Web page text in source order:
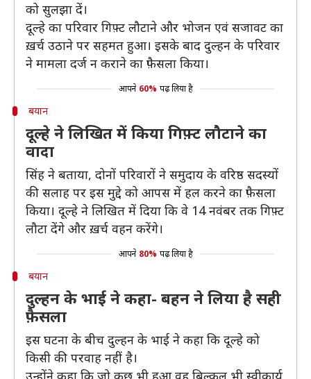
को सुलझा दें।
दूल्हे का परिवार गिफ़्ट लौटाने और भोजन एवं सजावट का
ख़र्च उठाने पर सहमत हुआ। इसके बाद दुल्हन के परिवार
ने मामला दर्ज न कराने का फ़ैसला किया।
आपने 60% पढ़ लिया है
बयान
दूल्हे ने लिखित में किया गिफ़्ट लौटाने का
वादा
सिंह ने बताया, दोनों परिवारों ने समुदाय के वरिष्ठ सदस्यों
की सलाह पर इस मुद्दे को आपस में हल करने का फ़ैसला
किया। दूल्हे ने लिखित में दिया कि वे 14 नवंबर तक गिफ़्ट
लौटा देंगे और ख़र्च वहन करेंगे।
आपने 80% पढ़ लिया है
बयान
दुल्हन के भाई ने कहा- बहन ने लिया है सही
फ़ैसला
इस घटना के बीच दुल्हन के भाई ने कहा कि दूल्हे को
किसी की परवाह नहीं है।
उन्होंने कहा कि जो कुछ भी हुआ वह बिल्कुल भी स्वीकार्य